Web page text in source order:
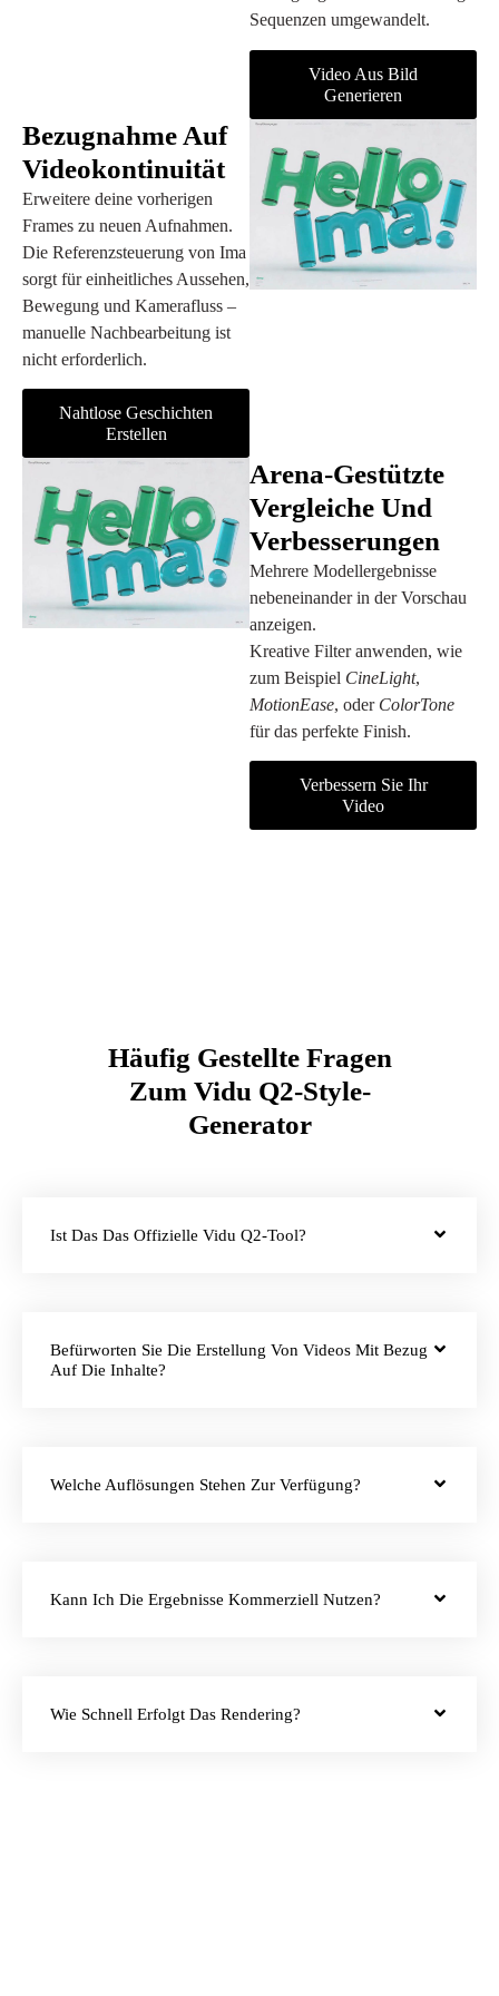
Sequenzen umgewandelt.
Video Aus Bild
Generieren
Bezugnahme Auf
Videokontinuität
Erweitere deine vorherigen
Frames zu neuen Aufnahmen.
Die Referenzsteuerung von Ima
sorgt für einheitliches Aussehen,
Bewegung und Kamerafluss –
manuelle Nachbearbeitung ist
nicht erforderlich.
Nahtlose Geschichten
Erstellen
Arena-Gestützte
Vergleiche Und
Verbesserungen
Mehrere Modellergebnisse
nebeneinander in der Vorschau
anzeigen.
Kreative Filter anwenden, wie
zum Beispiel CineLight,
MotionEase, oder ColorTone
für das perfekte Finish.
Verbessern Sie Ihr
Video
Häufig Gestellte Fragen
Zum Vidu Q2-Style-
Generator
Ist Das Das Offizielle Vidu Q2-Tool?
Befürworten Sie Die Erstellung Von Videos Mit Bezug
Auf Die Inhalte?
Welche Auflösungen Stehen Zur Verfügung?
Kann Ich Die Ergebnisse Kommerziell Nutzen?
Wie Schnell Erfolgt Das Rendering?